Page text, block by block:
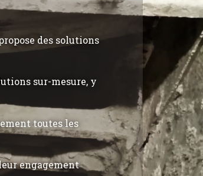
des solutions
sur-mesure, y
toutes les
engagement